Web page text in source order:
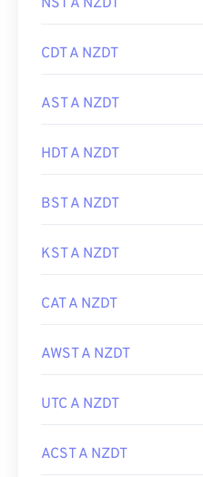
NST A NZDT
CDT A NZDT
AST A NZDT
HDT A NZDT
BST A NZDT
KST A NZDT
CAT A NZDT
AWST A NZDT
UTC A NZDT
ACST A NZDT